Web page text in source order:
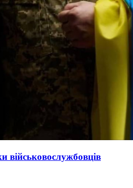
військовослужбовців